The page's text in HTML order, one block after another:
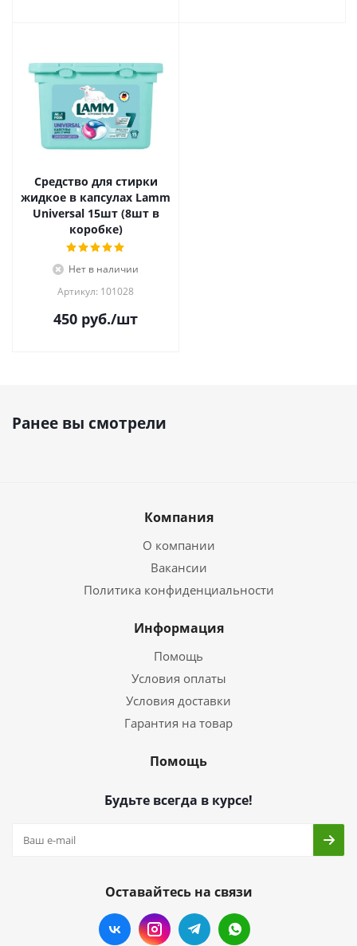
Средство для стирки
жидкое в капсулах Lamm
Universal 15шт (8шт в
коробке)
Нет в наличии
Артикул: 101028
450 руб./шт
Ранее вы смотрели
Компания
О компании
Вакансии
Политика конфиденциальности
Информация
Помощь
Условия оплаты
Условия доставки
Гарантия на товар
Помощь
Будьте всегда в курсе!
Оставайтесь на связи